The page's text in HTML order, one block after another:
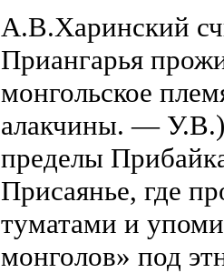
А.В.Харинский
Приангарья
монгольское
алакчины. —
пределы
Присаянье, где
туматами и
монголов» под